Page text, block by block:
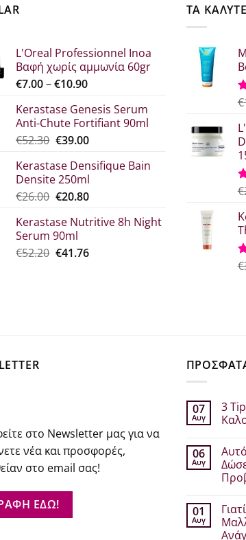
L'Oreal Professionnel Inoa
Βαφή χωρίς αμμωνία 60gr
€7.00–€10.90Price
€7.00
through
€10.90
Kerastase Genesis Serum
Anti-Chute Fortifiant 90ml
€52.30 Original
was:
€52.30.
€39.00Η
τιμή
είναι:
€39.00.
Kerastase Densifique Bain
Densite 250ml
€26.00 Original
was:
€26.00.
€20.80Η
τιμή
€20.80.
Kerastase Nutritive 8h Night
Serum 90ml
€52.20 Original
€41.76Η
ΤΑ
€
€
€
στο Newsletter μας για να
νέα και προσφορές,
στο email σας!
ΕΔΩ!
07
Αυγ
3
σχόλια
στο
3
Tips
για
από
το
06
Αυγ
σχόλια
στο
Αυτός
Είναι
01
Αυγ